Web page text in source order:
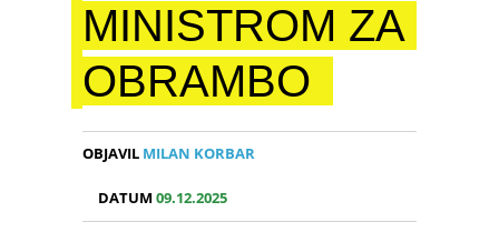
MINISTROM ZA
OBRAMBO
OBJAVIL MILAN KORBAR
DATUM09.12.2025